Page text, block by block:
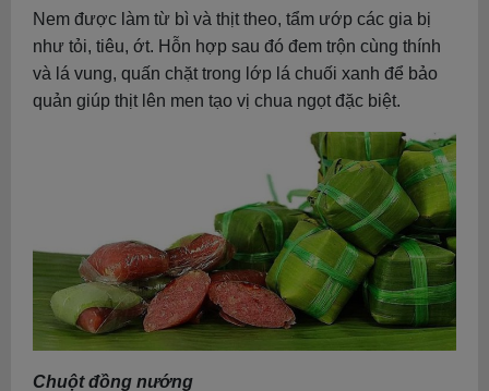
Nem được làm từ bì và thịt theo, tẩm ướp các gia bị
như tỏi, tiêu, ớt. Hỗn hợp sau đó đem trộn cùng thính
và lá vung, quấn chặt trong lớp lá chuối xanh để bảo
quản giúp thịt lên men tạo vị chua ngọt đặc biệt.
Chuột đồng nướng